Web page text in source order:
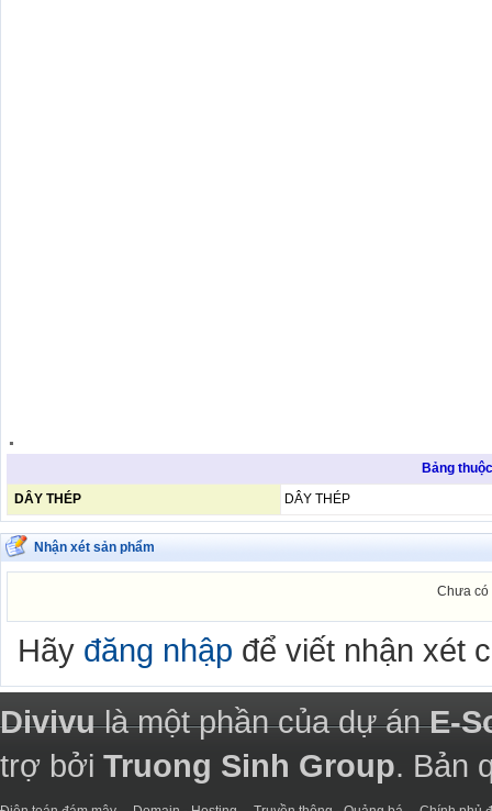
.
Bảng
DÂY THÉP
DÂY THÉP
Nhận xét sản phẩm
Chưa có
Hãy đăng nhập để viết nhận xét
Divivulà một phần của dự ánE-
trợ bởi Truong Sinh Group. Bản